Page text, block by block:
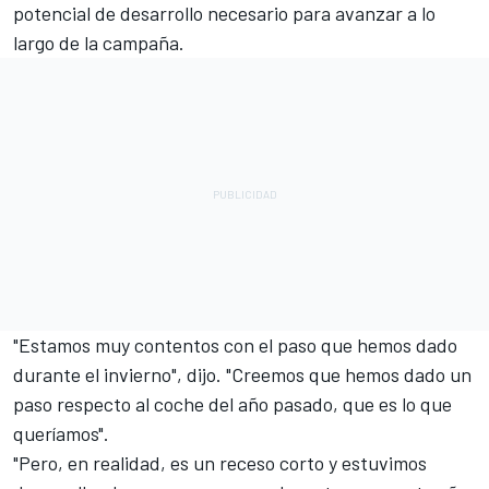
potencial de desarrollo necesario para avanzar a lo
largo de la campaña.
"Estamos muy contentos con el paso que hemos dado
durante el invierno", dijo. "Creemos que hemos dado un
paso respecto al coche del año pasado, que es lo que
queríamos".
"Pero, en realidad, es un receso corto y estuvimos